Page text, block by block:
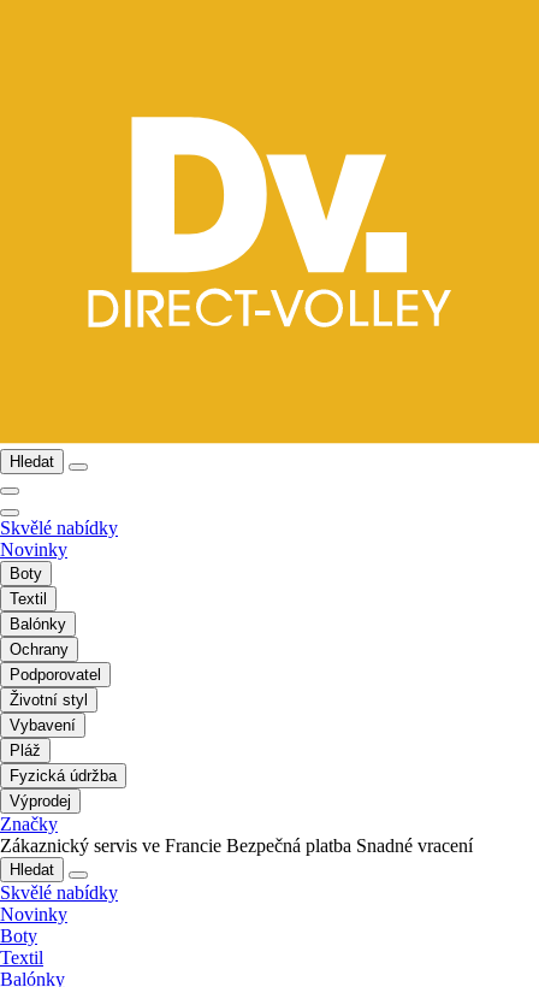
Hledat
Skvělé nabídky
Novinky
Boty
Textil
Balónky
Ochrany
Podporovatel
Životní styl
Vybavení
Pláž
Fyzická údržba
Výprodej
Značky
Zákaznický servis ve Francie Bezpečná platba Snadné vracení
Hledat
Skvělé nabídky
Novinky
Boty
Textil
Balónky